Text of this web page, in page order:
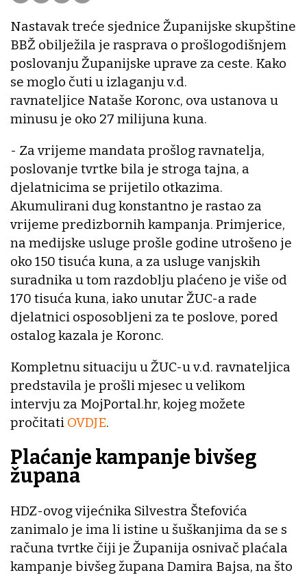
Nastavak treće sjednice Županijske skupštine
BBŽ obilježila je rasprava o prošlogodišnjem
poslovanju Županijske uprave za ceste. Kako
se moglo čuti u izlaganju v.d.
ravnateljice Nataše Koronc, ova ustanova u
minusu je oko 27 milijuna kuna.
- Za vrijeme mandata prošlog ravnatelja,
poslovanje tvrtke bila je stroga tajna, a
djelatnicima se prijetilo otkazima.
Akumulirani dug konstantno je rastao za
vrijeme predizbornih kampanja. Primjerice,
na medijske usluge prošle godine utrošeno je
oko 150 tisuća kuna, a za usluge vanjskih
suradnika u tom razdoblju plaćeno je više od
170 tisuća kuna, iako unutar ŽUC-a rade
djelatnici osposobljeni za te poslove, pored
ostalog kazala je Koronc.
Kompletnu situaciju u ŽUC-u v.d. ravnateljica
predstavila je prošli mjesec u velikom
intervju za MojPortal.hr, kojeg možete
pročitati OVDJE.
Plaćanje kampanje bivšeg
župana
HDZ-ovog vijećnika Silvestra Štefovića
zanimalo je ima li istine u šuškanjima da se s
računa tvrtke čiji je Županija osnivač plaćala
kampanje bivšeg župana Damira Bajsa, na što